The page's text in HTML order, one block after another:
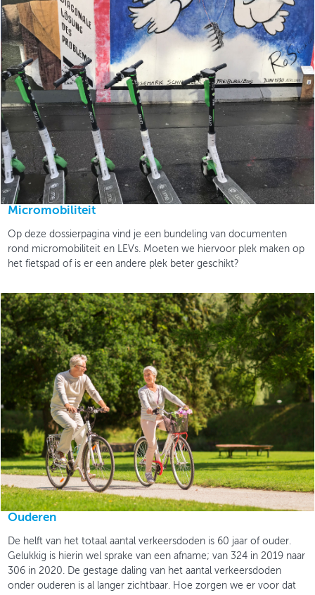
Micromobiliteit
Op deze dossierpagina vind je een bundeling van documenten
rond micromobiliteit en LEVs. Moeten we hiervoor plek maken op
het fietspad of is er een andere plek beter geschikt?
Ouderen
De helft van het totaal aantal verkeersdoden is 60 jaar of ouder.
Gelukkig is hierin wel sprake van een afname; van 324 in 2019 naar
306 in 2020. De gestage daling van het aantal verkeersdoden
onder ouderen is al langer zichtbaar. Hoe zorgen we er voor dat